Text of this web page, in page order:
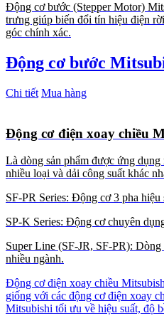
Động cơ bước (Stepper Motor)
trưng giúp biến đổi tín hiệu điện
góc chính xác.
Động cơ bước
Chi tiết Mua hàng
Động cơ điện xoay chiều
Là dòng sản phẩm được ứng
nhiều loại và dải công suất khác
SF-PR Series: Động cơ 3 pha
SP-K Series: Động cơ chuyên
Super Line (SF-JR, SF-PR):
nhiều ngành.
Động cơ điện xoay chiều
giống với các động cơ điện xoay
Mitsubishi tối ưu về hiệu suất, độ